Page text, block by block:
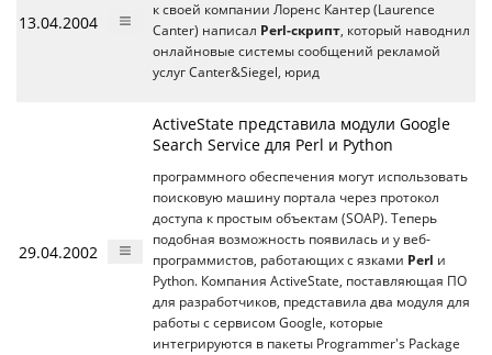
13.04.2004
к своей компании Лоренс Кантер (Laurence
Canter) написал Perl-скрипт, который наводнил
онлайновые системы сообщений рекламой
услуг Canter&Siegel, юрид
29.04.2002
ActiveState представила модули Google
Search Service для Perl и Python
программного обеспечения могут использовать
поисковую машину портала через протокол
доступа к простым объектам (SOAP). Теперь
подобная возможность появилась и у веб-
программистов, работающих с язками Perl и
Python. Компания ActiveState, поставляющая ПО
для разработчиков, представила два модуля для
работы с сервисом Google, которые
интегрируются в пакеты Programmer's Package